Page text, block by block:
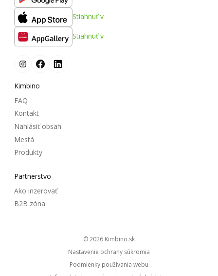
Stiahnuť v
Stiahnuť v
Kimbino
FAQ
Kontakt
Nahlásiť obsah
Mestá
Produkty
Partnerstvo
Ako inzerovať
B2B zóna
© 2026
kimbino.sk
Nastavenie ochrany súkromia
Podmienky používania webu